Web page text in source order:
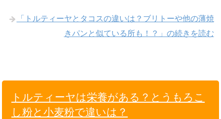
「トルティーヤとタコスの違いは？ブリトーや他の薄焼
きパンと似ている所も！？」の続きを読む
トルティーヤは栄養がある？とうもろこ
し粉と小麦粉で違いは？